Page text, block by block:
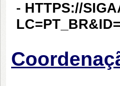
- HTTPS://